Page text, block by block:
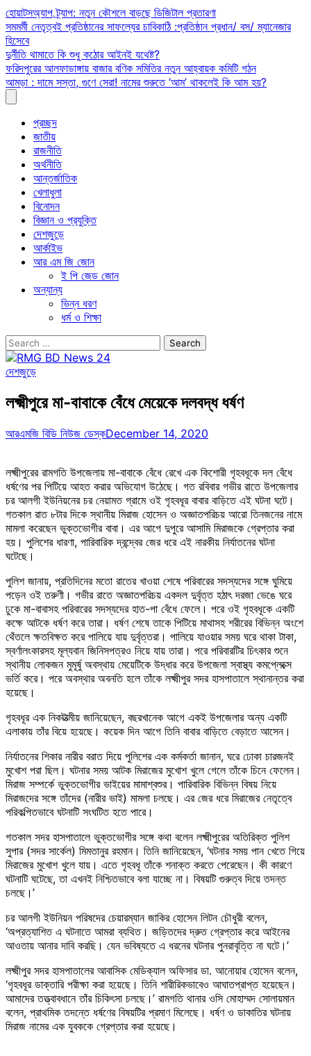
Skip
to
content
হোয়াটসঅ্যাপ ট্র্যাপ: নতুন কৌশলে বাড়ছে ডিজিটাল প্রতারণা
সমমর্মী নেতৃত্বই প্রতিষ্ঠানের সাফল্যের চাবিকাঠি :প্রতিষ্ঠান প্রধান/ বস/ ম্যানেজার
হিসেবে
দুর্নীতি থামাতে কি শুধু কঠোর আইনই যথেষ্ট?
ফরিদপুরের আলফাডাঙ্গায় বাজার বণিক সমিতির নতুন আহ্বায়ক কমিটি গঠন
আমড়া : দামে সস্তা, গুণে সেরা! নামের শুরুতে ‘আম’ থাকলেই কি আম হয়?
প্রচ্ছদ
জাতীয়
রাজনীতি
অর্থনীতি
আন্তর্জাতিক
খেলাধুলা
বিনোদন
বিজ্ঞান ও প্রযুক্তি
দেশজুড়ে
আর্কাইভ
আর এম জি জোন
ই পি জেড জোন
অন্যান্য
ভিন্ন ধরণ
ধর্ম ও শিক্ষা
Search
for:
দেশজুড়ে
লক্ষ্মীপুরে মা-বাবাকে বেঁধে মেয়েকে দলবদ্ধ ধর্ষণ
আরএমজি বিডি নিউজ ডেস্কDecember 14, 2020
লক্ষ্মীপুরের রামগতি উপজেলায় মা-বাবাকে বেঁধে রেখে এক কিশোরী গৃহবধূকে দল বেঁধে
ধর্ষণের পর পিটিয়ে আহত করার অভিযোগ উঠেছে। গত রবিবার গভীর রাতে উপজেলার
চর আলগী ইউনিয়নের চর নেয়ামত গ্রামে ওই গৃহবধূর বাবার বাড়িতে এই ঘটনা ঘটে।
গতকাল রাত ৮টার দিকে স্থানীয় মিরাজ হোসেন ও অজ্ঞাতপরিচয় আরো তিনজনের নামে
মামলা করেছেন ভুক্তভোগীর বাবা। এর আগে দুপুরে আসামি মিরাজকে গ্রেপ্তার করা
হয়। পুলিশের ধারণা, পারিবারিক দ্বন্দ্বের জের ধরে এই নারকীয় নির্যাতনের ঘটনা
ঘটেছে।
পুলিশ জানায়, প্রতিদিনের মতো রাতের খাওয়া শেষে পরিবারের সদস্যদের সঙ্গে ঘুমিয়ে
পড়েন ওই তরুণী। গভীর রাতে অজ্ঞাতপরিচয় একদল দুর্বৃত্ত হঠাৎ দরজা ভেঙে ঘরে
ঢুকে মা-বাবাসহ পরিবারের সদস্যদের হাত-পা বেঁধে ফেলে। পরে ওই গৃহবধূকে একটি
কক্ষে আটকে ধর্ষণ করে তারা। ধর্ষণ শেষে তাকে পিটিয়ে মাথাসহ শরীরের বিভিন্ন অংশে
থেঁতলে ক্ষতবিক্ষত করে পালিয়ে যায় দুর্বৃত্তরা। পালিয়ে যাওয়ার সময় ঘরে থাকা টাকা,
স্বর্ণালংকারসহ মূল্যবান জিনিসপত্রও নিয়ে যায় তারা। পরে পরিবারটির চিৎকার শুনে
স্থানীয় লোকজন মুমূর্ষু অবস্থায় মেয়েটিকে উদ্ধার করে উপজেলা স্বাস্থ্য কমপ্লেক্সে
ভর্তি করে। পরে অবস্থার অবনতি হলে তাঁকে লক্ষ্মীপুর সদর হাসপাতালে স্থানান্তর করা
হয়েছে।
গৃহবধূর এক নিকটাত্মীয় জানিয়েছেন, বছরখানেক আগে একই উপজেলার অন্য একটি
এলাকায় তাঁর বিয়ে হয়েছে। কয়েক দিন আগে তিনি বাবার বাড়িতে বেড়াতে আসেন।
নির্যাতনের শিকার নারীর বরাত দিয়ে পুলিশের এক কর্মকর্তা জানান, ঘরে ঢোকা চারজনই
মুখোশ পরা ছিল। ঘটনার সময় আটক মিরাজের মুখোশ খুলে গেলে তাঁকে চিনে ফেলেন।
মিরাজ সম্পর্কে ভুক্তভোগীর ভাইয়ের মামাশ্বশুর। পারিবারিক বিভিন্ন বিষয় নিয়ে
মিরাজদের সঙ্গে তাঁদের (নারীর ভাই) মামলা চলছে। এর জের ধরে মিরাজের নেতৃত্বে
পরিকল্পিতভাবে ঘটনাটি সংঘটিত হতে পারে।
গতকাল সদর হাসপাতালে ভুক্তভোগীর সঙ্গে কথা বলেন লক্ষ্মীপুরের অতিরিক্ত পুলিশ
সুপার (সদর সার্কেল) মিমতানুর রহমান। তিনি জানিয়েছেন, ‘ঘটনার সময় পান খেতে গিয়ে
মিরাজের মুখোশ খুলে যায়। এতে গৃহবধূ তাঁকে শনাক্ত করতে পেরেছেন। কী কারণে
ঘটনাটি ঘটেছে, তা এখনই নিশ্চিতভাবে বলা যাচ্ছে না। বিষয়টি গুরুত্ব দিয়ে তদন্ত
চলছে।’
চর আলগী ইউনিয়ন পরিষদের চেয়ারম্যান জাকির হোসেন লিটন চৌধুরী বলেন,
‘অপ্রত্যাশিত এ ঘটনাতে আমরা ব্যথিত। জড়িতদের দ্রুত গ্রেপ্তার করে আইনের
আওতায় আনার দাবি করছি। যেন ভবিষ্যতে এ ধরনের ঘটনার পুনরাবৃত্তি না ঘটে।’
লক্ষ্মীপুর সদর হাসপাতালের আবাসিক মেডিক্যাল অফিসার ডা. আনোয়ার হোসেন বলেন,
‘গৃহবধূর ডাক্তারি পরীক্ষা করা হয়েছে। তিনি শারীরিকভাবেও আঘাতপ্রাপ্ত হয়েছেন।
আমাদের তত্ত্বাবধানে তাঁর চিকিৎসা চলছে।’ রামগতি থানার ওসি মোহাম্মদ সোলায়মান
বলেন, প্রাথমিক তদন্তে ধর্ষণের বিষয়টির প্রমাণ মিলেছে। ধর্ষণ ও ডাকাতির ঘটনায়
মিরাজ নামের এক যুবককে গ্রেপ্তার করা হয়েছে।